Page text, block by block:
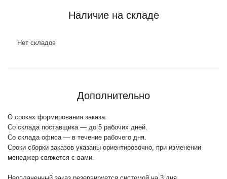
Наличие на складе
Нет складов
Дополнительно
О сроках формирования заказа:
Со склада поставщика — до 5 рабочих дней.
Со склада офиса — в течение рабочего дня.
Сроки сборки заказов указаны ориентировочно, при изменении
менеджер свяжется с вами.